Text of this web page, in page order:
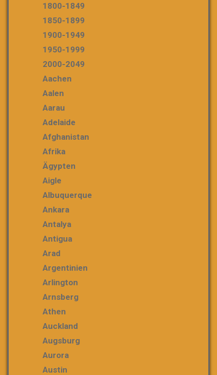
1800-1849
1850-1899
1900-1949
1950-1999
2000-2049
Aachen
Aalen
Aarau
Adelaide
Afghanistan
Afrika
Ägypten
Aigle
Albuquerque
Ankara
Antalya
Antigua
Arad
Argentinien
Arlington
Arnsberg
Athen
Auckland
Augsburg
Aurora
Austin